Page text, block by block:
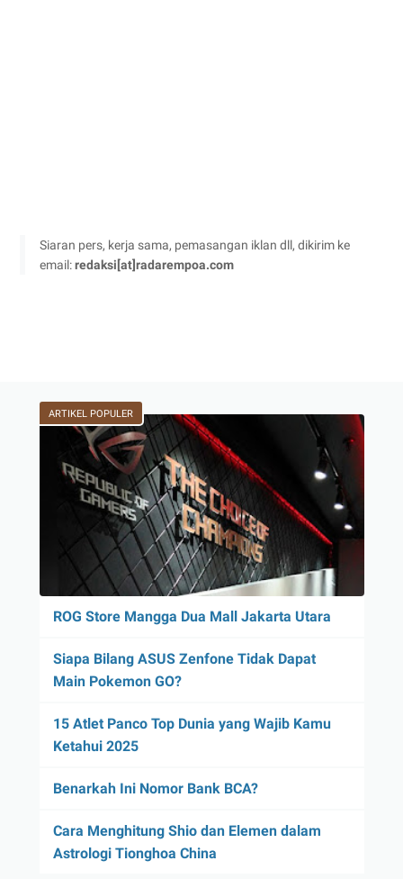
Siaran pers, kerja sama, pemasangan iklan dll, dikirim ke
email:redaksi[at]radarempoa.com
ARTIKEL POPULER
ROG Store Mangga Dua Mall Jakarta Utara
Siapa Bilang ASUS Zenfone Tidak Dapat
Main Pokemon GO?
15 Atlet Panco Top Dunia yang Wajib Kamu
Ketahui 2025
Benarkah Ini Nomor Bank BCA?
Cara Menghitung Shio dan Elemen dalam
Astrologi Tionghoa China